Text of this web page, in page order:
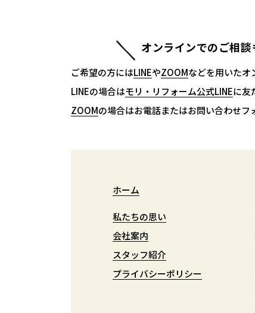
オンラインでのご相談
ご希望の方にはLINE
LINEやZOOM
ZOOMなどを用いたオ
LINEの場合はモリ・リフォーム公式LINE
モリ・リフォーム公式LINEに友
ZOOM
ZOOMの場合はお電話またはお問い合わせフ
ホーム
ホーム
私たちの思い
私たちの思い
会社案内
会社案内
スタッフ紹介
スタッフ紹介
プライバシーポリシー
プライバシーポリシー